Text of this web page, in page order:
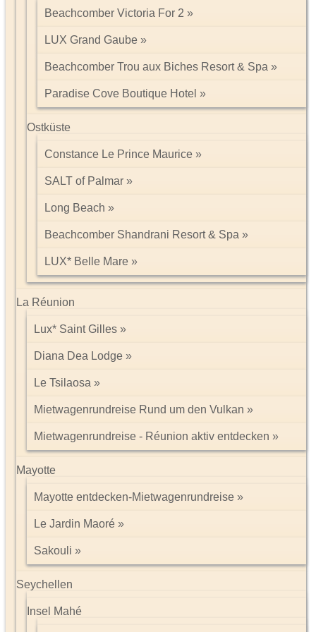
Beachcomber Victoria For 2
LUX Grand Gaube
Beachcomber Trou aux Biches Resort & Spa
Paradise Cove Boutique Hotel
Ostküste
Constance Le Prince Maurice
SALT of Palmar
Long Beach
Beachcomber Shandrani Resort & Spa
LUX* Belle Mare
La Réunion
Lux* Saint Gilles
Diana Dea Lodge
Le Tsilaosa
Mietwagenrundreise Rund um den Vulkan
Mietwagenrundreise - Réunion aktiv entdecken
Mayotte
Mayotte entdecken-Mietwagenrundreise
Le Jardin Maoré
Sakouli
Seychellen
Insel Mahé